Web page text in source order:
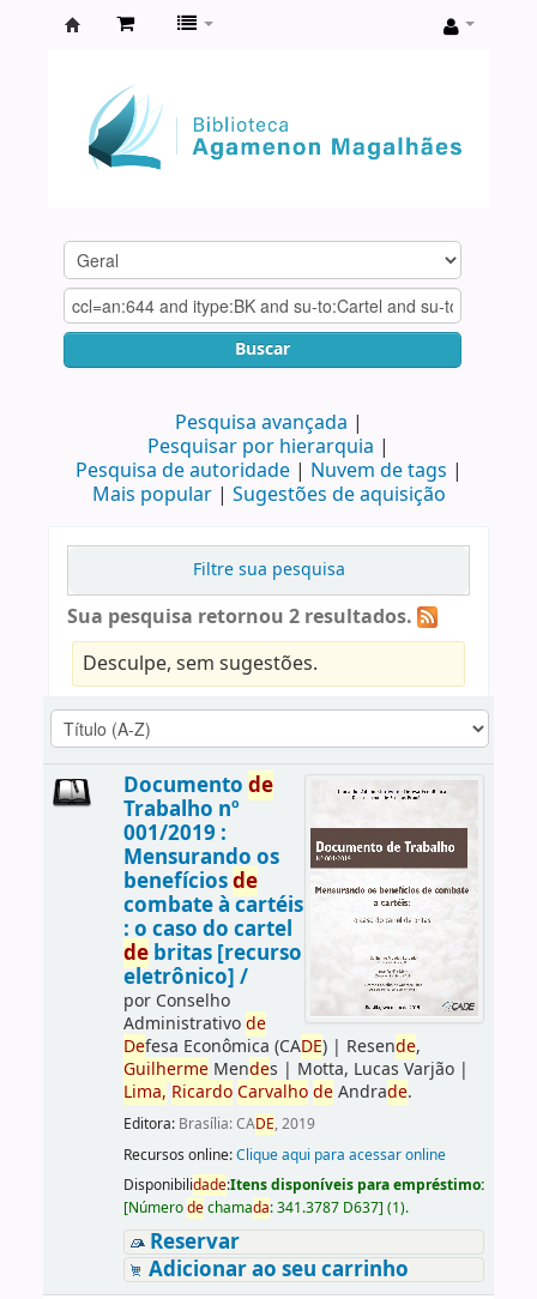
Agamenon
Magalhães
Buscar
Pesquisa avançada
Pesquisar por hierarquia
Pesquisa de autoridade
Nuvem de tags
Mais popular
Sugestões de aquisição
Filtre sua pesquisa
Sua pesquisa retornou 2 resultados.
Desculpe, sem sugestões.
Documento de
Trabalho nº
001/2019 :
Mensurando os
benefíciosde
combate à cartéis
: o caso do cartel
debritas [recurso
eletrônico] /
por Conselho
Administrativode
Defesa Econômica (CADE)| Resende,
GuilhermeMendes | Motta, Lucas Varjão|
Lima, Ricardo Carvalho deAndrade.
Editora: Brasília: CADE, 2019
Recursos online:Clique aqui para acessar online
Disponibilidade:Itens disponíveis para empréstimo:
[Númerodechamada:341.3787 D637] (1).
Reservar
Adicionar ao seu carrinho